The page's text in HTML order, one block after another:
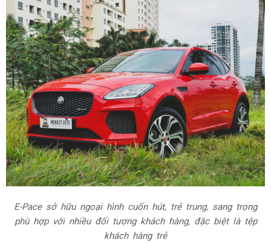
E-Pace sở hữu ngoại hình cuốn hút, trẻ trung, sang trọng
phù hợp với nhiều đối tượng khách hàng, đặc biệt là tệp
khách hàng trẻ